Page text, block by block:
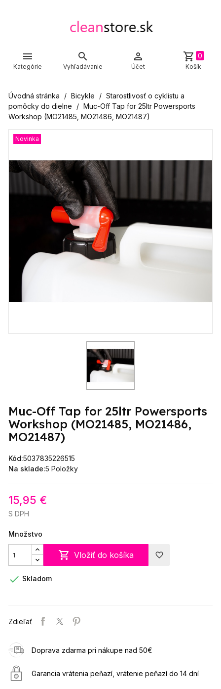

Kategórie

Vyhľadávanie

Účet
shopping_cart 0
Košík
Úvodná stránka Bicykle
Starostlivosť o cyklistu a
pomôcky do dielne
Muc-Off Tap for 25ltr Powersports
Workshop (MO21485, MO21486, MO21487)
Novinka
Muc-Off Tap for 25ltr Powersports
Workshop (MO21485, MO21486,
MO21487)
Kód:5037835226515
Na sklade:5 Položky
15,95 €
S DPH
Množstvo
 Vložiť do košíka favorite_border
 Skladom
Zdieľať
Doprava zdarma pri nákupe nad 50€
Garancia vrátenia peňazí, vrátenie peňazí do 14 dní